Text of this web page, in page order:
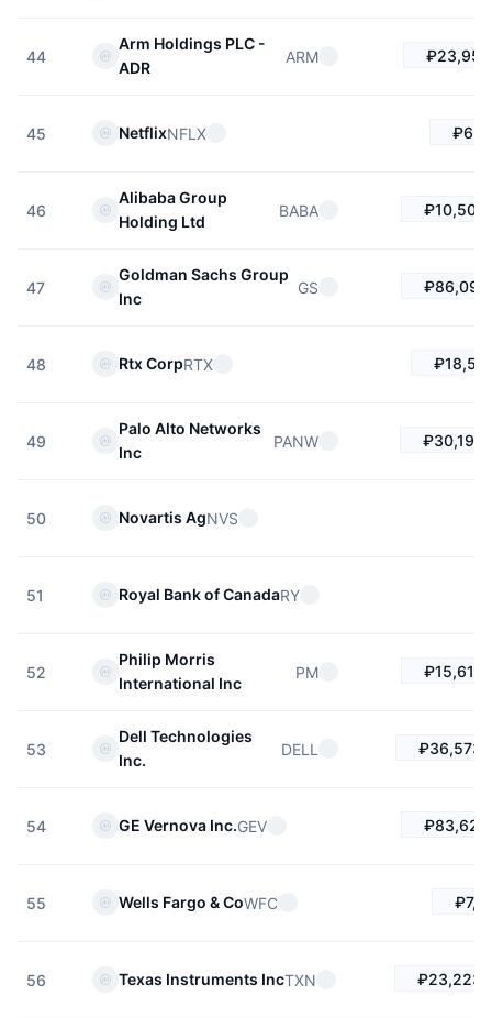
44
Arm Holdings PLC -
ADR
ARM
45 NetflixNFLX
46
Alibaba Group
Holding Ltd
BABA
47
Goldman Sachs Group
Inc
GS
48 Rtx CorpRTX
49
Palo Alto Networks
Inc
PANW
50 Novartis AgNVS
51 Royal Bank of CanadaRY
52
Philip Morris
International Inc
PM
53
Dell Technologies
Inc.
DELL
54 GE Vernova Inc.GEV
55 Wells Fargo & CoWFC
56 Texas Instruments IncTXN